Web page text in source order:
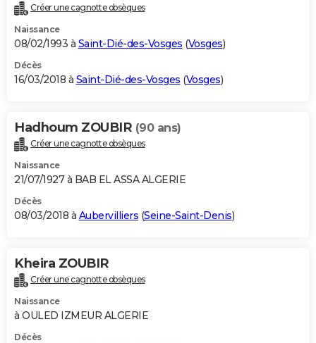
Créer une cagnotte obsèques
Naissance
08/02/1993 à Saint-Dié-des-Vosges (Vosges)
Décès
16/03/2018 à Saint-Dié-des-Vosges (Vosges)
Hadhoum ZOUBIR (90 ans)
Créer une cagnotte obsèques
Naissance
21/07/1927 à BAB EL ASSA ALGERIE
Décès
08/03/2018 à Aubervilliers (Seine-Saint-Denis)
Kheira ZOUBIR
Créer une cagnotte obsèques
Naissance
à OULED IZMEUR ALGERIE
Décès